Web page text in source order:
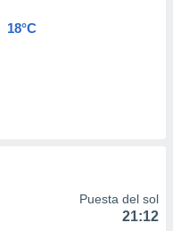
18°C
Puesta del sol
21:12